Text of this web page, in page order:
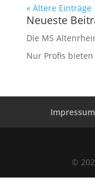
« Ältere Einträge
Neueste
Die MS
Nur Profis
Impressum
©